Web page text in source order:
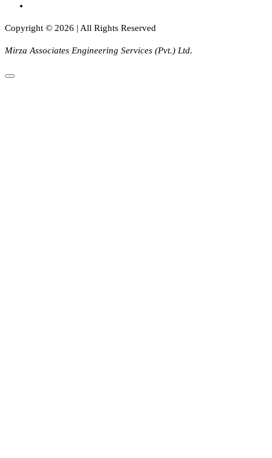
Copyright © 2026 | All Rights Reserved
Mirza Associates Engineering Services (Pvt.) Ltd.